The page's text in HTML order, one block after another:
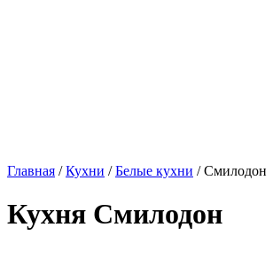
Главная /Кухни /Белые кухни / Смилодон
Кухня Смилодон